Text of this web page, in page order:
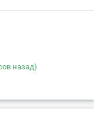
назад)